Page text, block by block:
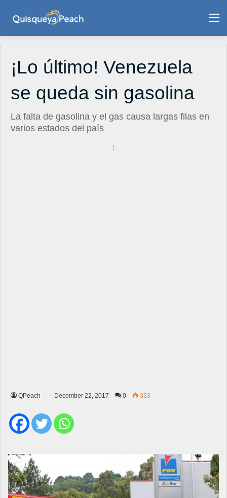
¡Lo último! Venezuela
se queda sin gasolina
La falta de gasolina y el gas causa largas filas en
varios estados del país
1
QPeach December 22, 2017 0 333